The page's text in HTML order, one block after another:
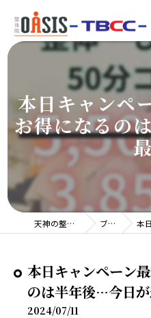
本日キャンペ
お得になるの
天神の整体院TBCC ブログ 本日
本日キャンペーン
のは半年後…今日
2024/07/11